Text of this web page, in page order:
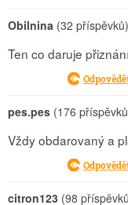
Obilnina (32 příspěvků)
Ten co daruje
pes.pes (176
Vždy obdarovaný a
citron123 (98